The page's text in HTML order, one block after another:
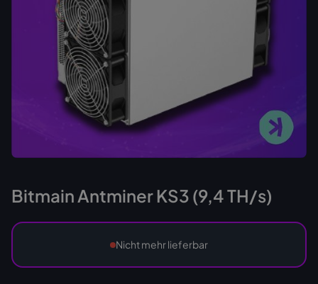
Bitmain Antminer KS3 (9,4 TH/s)
Nicht mehr lieferbar